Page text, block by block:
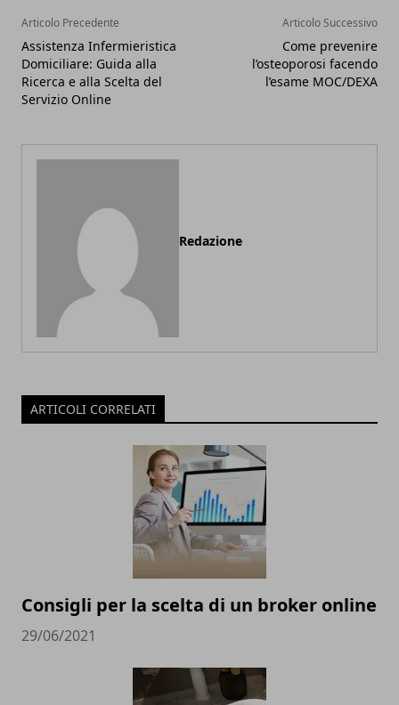
Articolo Precedente
Assistenza Infermieristica
Domiciliare: Guida alla
Ricerca e alla Scelta del
Servizio Online
Articolo Successivo
Come prevenire
l’osteoporosi facendo
l’esame MOC/DEXA
Redazione
ARTICOLI CORRELATI
Consigli per la scelta di un broker online
29/06/2021